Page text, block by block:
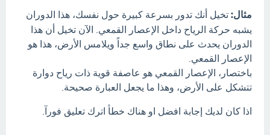
مثال: تخيل أنك تدور بسرعة كبيرة حول نفسك، هذا الدوران
يشبه حركة الرياح داخل الإعصار القمعي. الآن تخيل أن هذا
الدوران يحدث على نطاق واسع جداً ويلامس الأرض، هذا هو
الإعصار القمعي.
باختصار، الإعصار القمعي هو عاصفة قوية ذات رياح دوارة
تتشكل على الأرض، وهذا ما يجعل العبارة صحيحة.
اذا كان لديك إجابة افضل او هناك خطأ اترك تعليق فورآ.